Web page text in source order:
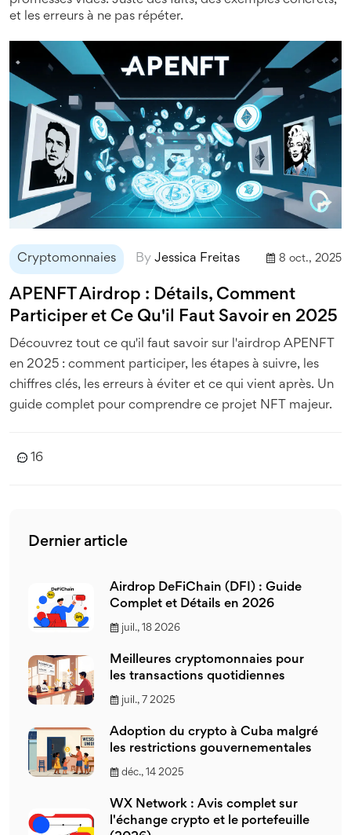
et les erreurs à ne pas répéter.
Cryptomonnaies By Jessica Freitas 8 oct., 2025
APENFT Airdrop : Détails, Comment
Participer et Ce Qu'il Faut Savoir en 2025
Découvrez tout ce qu'il faut savoir sur l'airdrop APENFT
en 2025 : comment participer, les étapes à suivre, les
chiffres clés, les erreurs à éviter et ce qui vient après. Un
guide complet pour comprendre ce projet NFT majeur.
16
Dernier article
Airdrop DeFiChain (DFI) : Guide
Complet et Détails en 2026
juil., 18 2026
Meilleures cryptomonnaies pour
les transactions quotidiennes
juil., 7 2025
Adoption du crypto à Cuba malgré
les restrictions gouvernementales
déc., 14 2025
WX Network : Avis complet sur
l'échange crypto et le portefeuille